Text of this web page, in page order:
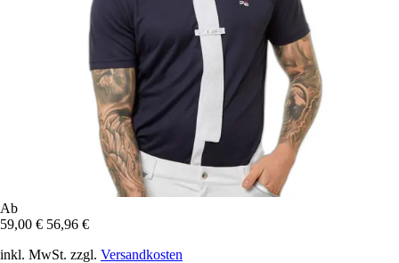
Ab
59,00 € 56,96 €
inkl. MwSt. zzgl. Versandkosten